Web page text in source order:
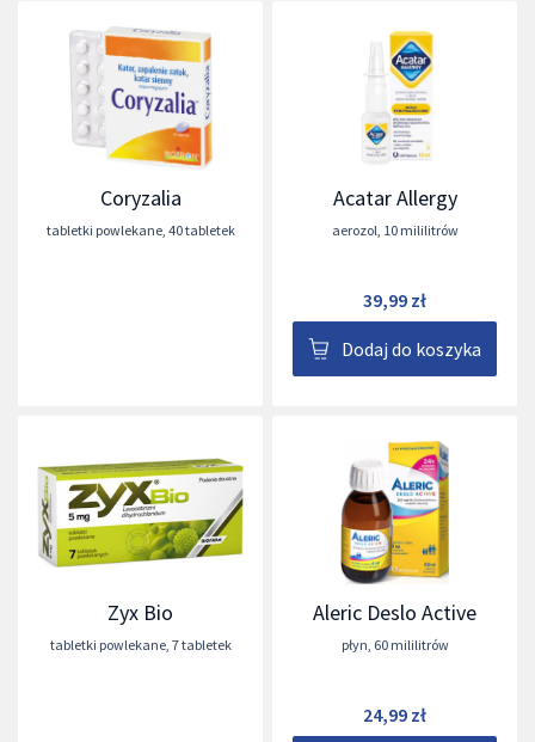
Coryzalia
tabletki powlekane, 40 tabletek
Acatar Allergy
aerozol 10 mililitrów
39,99 zł
Dodaj do koszyka
Zyx Bio
tabletki powlekane, 7 tabletek
Aleric Deslo Active
płyn 60 mililitrów
24,99 zł